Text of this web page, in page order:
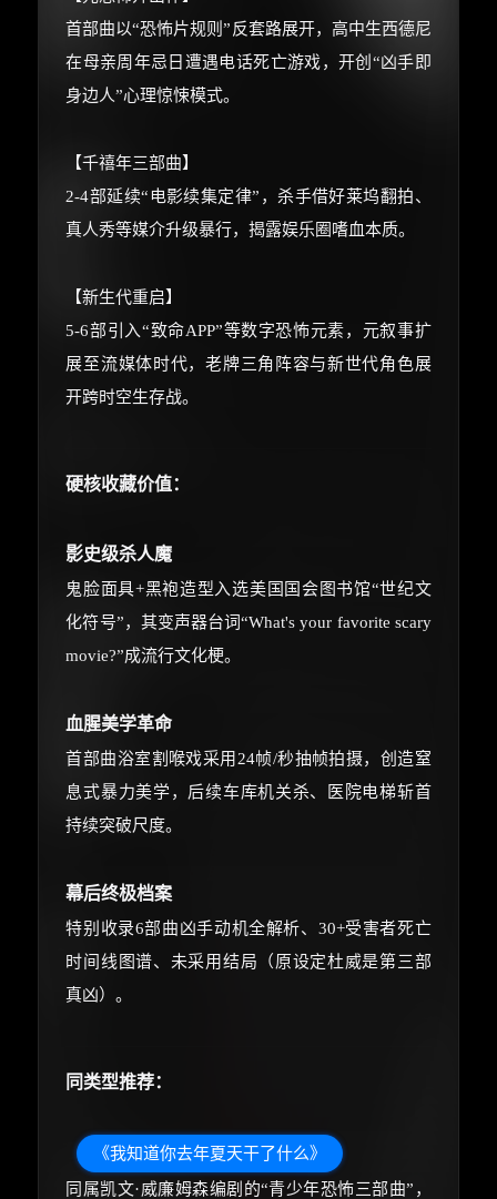
首部曲以“恐怖片规则”反套路展开，高中生西德尼
在母亲周年忌日遭遇电话死亡游戏，开创“凶手即
身边人”心理惊悚模式。
【千禧年三部曲】
2-4部延续“电影续集定律”，杀手借好莱坞翻拍、
真人秀等媒介升级暴行，揭露娱乐圈嗜血本质。
【新生代重启】
5-6部引入“致命APP”等数字恐怖元素，元叙事扩
展至流媒体时代，老牌三角阵容与新世代角色展
开跨时空生存战。
硬核收藏价值：
影史级杀人魔
鬼脸面具+黑袍造型入选美国国会图书馆“世纪文
化符号”，其变声器台词“What's your favorite scary
movie?”成流行文化梗。
血腥美学革命
首部曲浴室割喉戏采用24帧/秒抽帧拍摄，创造窒
息式暴力美学，后续车库机关杀、医院电梯斩首
持续突破尺度。
幕后终极档案
特别收录6部曲凶手动机全解析、30+受害者死亡
时间线图谱、未采用结局（原设定杜威是第三部
真凶）。
同类型推荐：
《我知道你去年夏天干了什么》
同属凯文·威廉姆森编剧的“青少年恐怖三部曲”，
朋友们辛苦了 💦
你需要的各种会员，都可低价购买！
价格有浮动，请直接搜索查最低价！
优惠券、活动红包，每日可领。
⚡ 前往【大淘客】领红包
☕ 海外大侠？通过 Ko-fi 赐茶